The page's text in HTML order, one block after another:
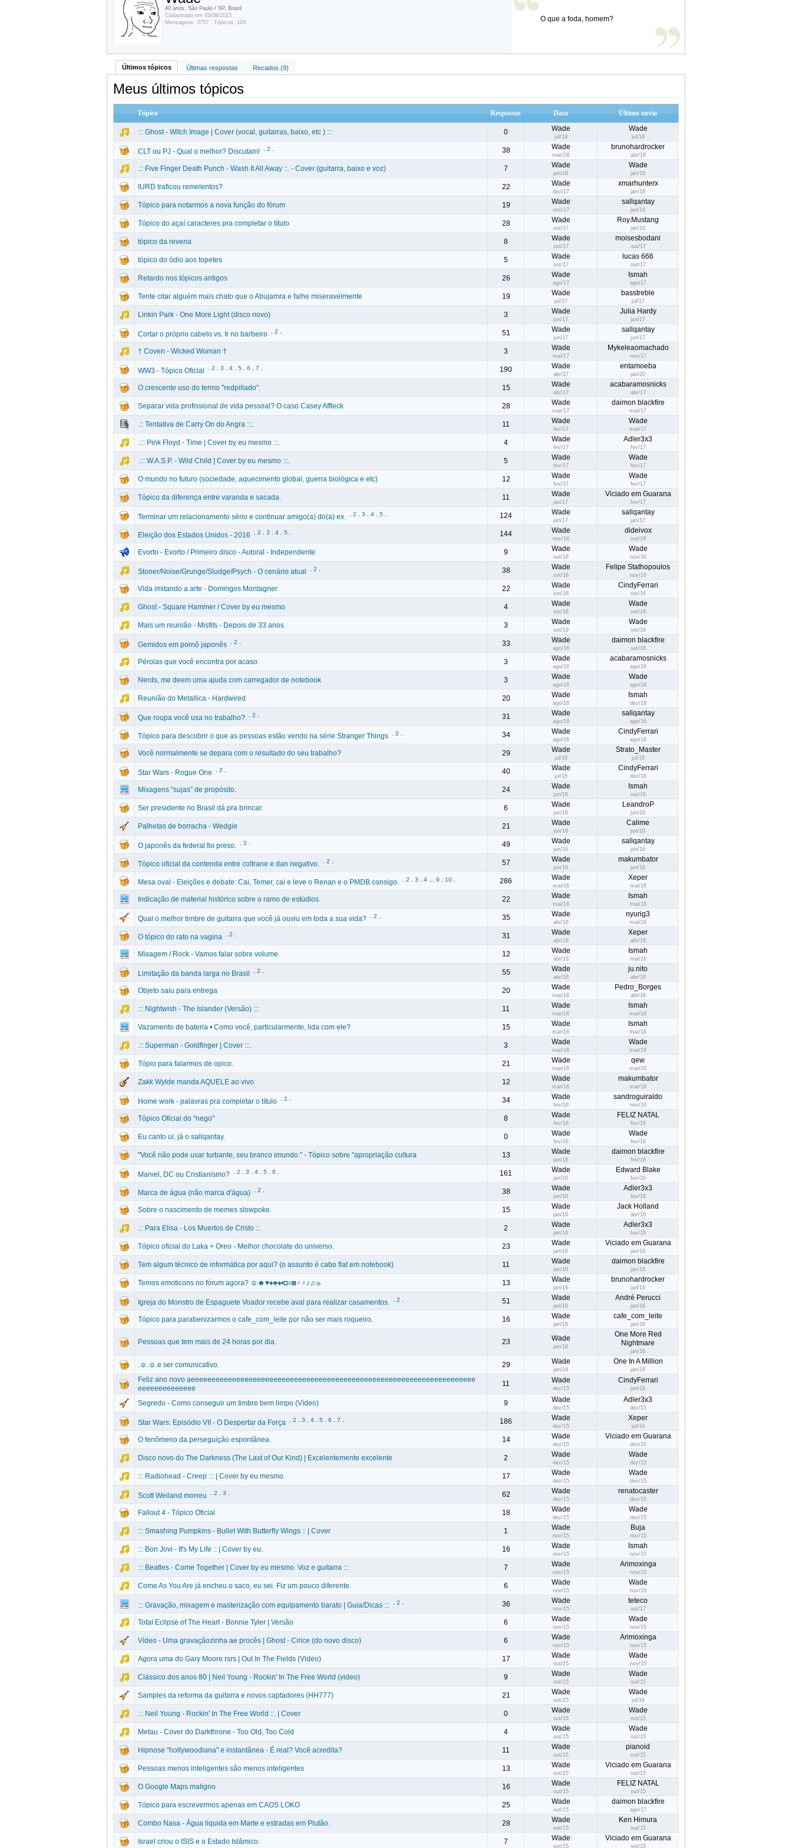
O que a foda, homem?
40 anos, São Paulo / SP, Brasil
Cadastrado em 03/08/2015
Mensagens: 3757 · Tópicos: 105
Últimos tópicos Últimas respostas Recados (9)
Meus últimos tópicos
Tópico Respostas Data Último envio
::: Ghost - Witch Image | Cover (vocal, guitarras, baixo, etc ) ::: 0 Wade
jul/18
Wade
jul/18
CLT ou PJ - Qual o melhor? Discutam! 2 38 Wade
mar/18
brunohardrocker
abr/18
.:: Five Finger Death Punch - Wash It All Away ::. - Cover (guitarra, baixo e voz) 7 Wade
jan/18
Wade
jan/18
IURD traficou remelentos? 22 Wade
dez/17
xmarhunterx
jan/18
Tópico para notarmos a nova função do fórum 19 Wade
nov/17
sallqantay
jan/18
Tópico do açaí caracteres pra completar o título 28 Wade
out/17
Roy.Mustang
jan/18
tópico da revena 8 Wade
out/17
moisesbodani
out/17
tópico do ódio aos topetes 5 Wade
out/17
lucas 666
out/17
Retardo nos tópicos antigos 26 Wade
ago/17
Ismah
ago/17
Tente citar alguém mais chato que o Abujamra e falhe miseravelmente 19 Wade
jul/17
basstreble
jul/17
Linkin Park - One More Light (disco novo) 3 Wade
jun/17
Julia Hardy
jun/17
Cortar o próprio cabelo vs. Ir no barbeiro 2 51 Wade
jun/17
sallqantay
jun/17
† Coven - Wicked Woman † 3 Wade
mai/17
Mykeleaomachado
nov/17
WW3 - Tópico Oficial 2 3 4 5 6 7 190 Wade
abr/17
entamoeba
jan/20
O crescente uso do termo "redpillado". 15 Wade
abr/17
acabaramosnicks
abr/17
Separar vida profissional de vida pessoal? O caso Casey Affleck 28 Wade
mar/17
daimon blackfire
mar/17
.:: Tentativa de Carry On do Angra :::. 11 Wade
fev/17
Wade
mar/17
.::: Pink Floyd - Time | Cover by eu mesmo :::. 4 Wade
fev/17
Adler3x3
fev/17
.::: W.A.S.P. - Wild Child | Cover by eu mesmo :::. 5 Wade
fev/17
Wade
fev/17
O mundo no futuro (sociedade, aquecimento global, guerra biológica e etc) 12 Wade
fev/17
Wade
fev/17
Tópico da diferença entre varanda e sacada. 11 Wade
jan/17
Viciado em Guarana
fev/17
Terminar um relacionamento sério e continuar amigo(a) do(a) ex. 2 3 4 5 124 Wade
jan/17
sallqantay
jan/17
Eleição dos Estados Unidos - 2016 2 3 4 5 144 Wade
nov/16
dideivox
out/18
Evorto - Evorto / Primeiro disco - Autoral - Independente 9 Wade
out/16
Wade
nov/16
Stoner/Noise/Grunge/Sludge/Psych - O cenário atual 2 38 Wade
set/16
Felipe Stathopoulos
nov/16
Vida imitando a arte - Domingos Montagner 22 Wade
set/16
CindyFerrari
set/16
Ghost - Square Hammer / Cover by eu mesmo 4 Wade
set/16
Wade
set/16
Mais um reunião - Misfits - Depois de 33 anos 3 Wade
set/16
Wade
set/16
Gemidos em pornô japonês 2 33 Wade
ago/16
daimon blackfire
set/16
Pérolas que você encontra por acaso. 3 Wade
ago/16
acabaramosnicks
ago/16
Nerds, me deem uma ajuda com carregador de notebook 3 Wade
ago/16
Wade
ago/16
Reunião do Metallica - Hardwired 20 Wade
ago/16
Ismah
dez/16
Que roupa você usa no trabalho? 2 31 Wade
ago/16
sallqantay
ago/16
Tópico para descobrir o que as pessoas estão vendo na série Stranger Things 2 34 Wade
ago/16
CindyFerrari
ago/16
Você normalmente se depara com o resultado do seu trabalho? 29 Wade
jul/16
Strato_Master
jul/16
Star Wars - Rogue One 2 40 Wade
jul/16
CindyFerrari
dez/16
Mixagens "sujas" de propósito. 24 Wade
jun/16
Ismah
out/16
Ser presidente no Brasil dá pra brincar. 6 Wade
jun/16
LeandroP
jun/16
Palhetas de borracha - Wedgie 21 Wade
jun/16
Calime
jun/16
O japonês da federal foi preso. 2 49 Wade
jun/16
sallqantay
jun/16
Tópico oficial da contenda entre coltrane e dan negativo. 2 57 Wade
jun/16
makumbator
jun/16
Mesa oval - Eleições e debate: Cai, Temer, cai e leve o Renan e o PMDB consigo. 2 3 4 9 10 286 Wade
mai/16
Xeper
mai/16
Indicação de material histórico sobre o ramo de estúdios. 22 Wade
mai/16
Ismah
mai/16
Qual o melhor timbre de guitarra que você já ouviu em toda a sua vida? 2 35 Wade
abr/16
nyurig3
mai/16
O tópico do rato na vagina 2 31 Wade
abr/16
Xeper
abr/16
Mixagem / Rock - Vamos falar sobre volume. 12 Wade
abr/16
Ismah
mai/16
Limitação da banda larga no Brasil 2 55 Wade
abr/16
ju.nito
abr/16
Objeto saiu para entrega 20 Wade
mar/16
Pedro_Borges
abr/16
::: Nightwish - The Islander (Versão) ::: 11 Wade
mar/16
Ismah
mar/16
Vazamento de bateria • Como você, particularmente, lida com ele? 15 Wade
mar/16
Ismah
mar/16
.:: Superman - Goldfinger | Cover :::. 3 Wade
mar/16
Wade
mar/16
Tópio para falarmos de opico. 21 Wade
mar/16
qew
mar/16
Zakk Wylde manda AQUELE ao vivo 12 Wade
mar/16
makumbator
mar/16
Home work - palavras pra completar o título 2 34 Wade
fev/16
sandroguiraldo
nov/16
Tópico Oficial do "nego" 8 Wade
fev/16
FELIZ NATAL
fev/16
Eu canto ui, já o sallqantay. 0 Wade
fev/16
Wade
fev/16
"Você não pode usar turbante, seu branco imundo." - Tópico sobre "apropriação cultura 13 Wade
jan/16
daimon blackfire
fev/16
Marvel, DC ou Cristianismo? 2 3 4 5 6 161 Wade
jan/16
Edward Blake
fev/16
Marca de água (não marca d'água) 2 38 Wade
jan/16
Adler3x3
fev/16
Sobre o nascimento de memes slowpoke. 15 Wade
jan/16
Jack Holland
abr/16
.:: Para Elisa - Los Muertos de Cristo ::. 2 Wade
jan/16
Adler3x3
fev/16
Tópico oficial do Laka + Oreo - Melhor chocolate do universo. 23 Wade
jan/16
Viciado em Guarana
jan/16
Tem algum técnico de informática por aqui? (o assunto é cabo flat em notebook) 11 Wade
jan/16
daimon blackfire
jan/16
Temos emoticons no fórum agora? ☺☻♥♦♣♠•◘○◙♂♀♪♫☼ 13 Wade
jan/16
brunohardrocker
jan/16
Igreja do Monstro de Espaguete Voador recebe aval para realizar casamentos. 2 51 Wade
jan/16
André Perucci
jan/16
Tópico para parabenizarmos o cafe_com_leite por não ser mais roqueiro. 16 Wade
jan/16
cafe_com_leite
jan/16
Pessoas que tem mais de 24 horas por dia. 23 Wade
jan/16
One More Red
Nightmare
jan/16
.☺.☺.e ser comunicativo. 29 Wade
jan/16
One In A Million
jan/16
Feliz ano novo aeeeeeeeeeeeeeeeeeeeeeeeeeeeeeeeeeeeeeeeeeeeeeeeeeeeeeeeeeeeeeeeeeeeee
eeeeeeeeeeeeee
11 Wade
dez/15
CindyFerrari
jan/16
Segredo - Como conseguir um timbre bem limpo (Vídeo) 9 Wade
dez/15
Adler3x3
dez/15
Star Wars: Episódio VII - O Despertar da Força 2 3 4 5 6 7 186 Wade
dez/15
Xeper
jul/16
O fenômeno da perseguição espontânea. 14 Wade
dez/15
Viciado em Guarana
dez/15
Disco novo do The Darkness (The Last of Our Kind) | Excelentemente excelente 2 Wade
dez/15
Wade
dez/15
::: Radiohead - Creep ::: | Cover by eu mesmo. 17 Wade
dez/15
Wade
dez/15
Scott Weiland morreu 2 3 62 Wade
dez/15
renatocaster
dez/15
Fallout 4 - Tópico Oficial 18 Wade
dez/15
Wade
dez/15
::: Smashing Pumpkins - Bullet With Butterfly Wings :: | Cover 1 Wade
nov/15
Buja
nov/15
::: Bon Jovi - It's My Life :: | Cover by eu. 16 Wade
nov/15
Ismah
nov/15
::: Beatles - Come Together | Cover by eu mesmo. Voz e guitarra ::: 7 Wade
nov/15
Arimoxinga
nov/15
Come As You Are já encheu o saco, eu sei. Fiz um pouco diferente. 6 Wade
nov/15
Wade
nov/15
::: Gravação, mixagem e masterização com equipamento barato | Guia/Dicas ::: 2 36 Wade
nov/15
teteco
out/17
Total Eclipse of The Heart - Bonnie Tyler | Versão 6 Wade
nov/15
Wade
nov/15
Vídeo - Uma gravaçãozinha ae procês | Ghost - Cirice (do novo disco) 6 Wade
nov/15
Arimoxinga
nov/15
Agora uma do Gary Moore rsrs | Out In The Fields (Video) 17 Wade
out/15
Wade
nov/15
Clássico dos anos 80 | Neil Young - Rockin' In The Free World (video) 9 Wade
out/15
Wade
out/15
Samples da reforma da guitarra e novos captadores (HH777) 21 Wade
out/15
Wade
jul/16
.:: Neil Young - Rockin' In The Free World ::. | Cover 0 Wade
out/15
Wade
out/15
Metau - Cover do Darkthrone - Too Old, Too Cold 4 Wade
out/15
Wade
out/15
Hipnose "hollywoodiana" e instantânea - É real? Você acredita? 11 Wade
out/15
pianoid
out/15
Pessoas menos inteligentes são menos inteligentes 13 Wade
out/15
Viciado em Guarana
out/15
O Google Maps maligno 16 Wade
out/15
FELIZ NATAL
out/15
Tópico para escrevermos apenas em CAOS LOKO 25 Wade
out/15
daimon blackfire
ago/17
Combo Nasa - Água liquida em Marte e estradas em Plutão. 28 Wade
set/15
Ken Himura
out/15
Israel criou o ISIS e o Estado Islâmico. 7 Wade
set/15
Viciado em Guarana
set/15